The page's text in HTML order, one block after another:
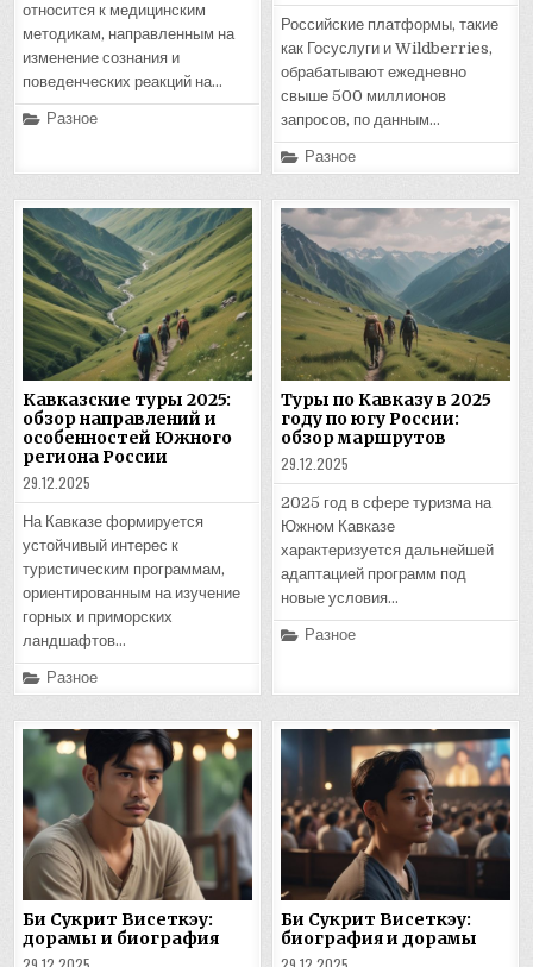
относится к медицинским
методикам, направленным на
изменение сознания и
поведенческих реакций на…
Posted
Разное
Российские платформы, такие
как Госуслуги и Wildberries,
обрабатывают ежедневно
свыше 500 миллионов
запросов, по данным…
Posted
in
Разное
Кавказские туры 2025:
обзор направлений и
особенностей Южного
региона России
29.12.2025
На Кавказе формируется
устойчивый интерес к
туристическим программам,
ориентированным на изучение
горных и приморских
ландшафтов…
Posted
in
Разное
Туры по Кавказу в 2025
году по югу России:
обзор маршрутов
29.12.2025
2025 год в сфере туризма на
Южном Кавказе
характеризуется дальнейшей
адаптацией программ под
новые условия…
Posted
Разное
Би Сукрит Висеткэу:
дорамы и биография
Би Сукрит Висеткэу:
биография и дорамы